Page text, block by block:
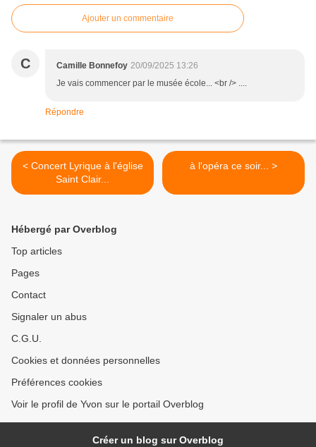
Ajouter un commentaire
C Camille Bonnefoy 20/09/2025 13:26
Je vais commencer par le musée école... <br /> ....
Répondre
< Concert Lyrique à l'église
Saint Clair...
à l'opéra ce soir... >
Hébergé par Overblog
Top articles
Pages
Contact
Signaler un abus
C.G.U.
Cookies et données personnelles
Préférences cookies
Voir le profil de Yvon sur le portail Overblog
Créer un blog sur Overblog